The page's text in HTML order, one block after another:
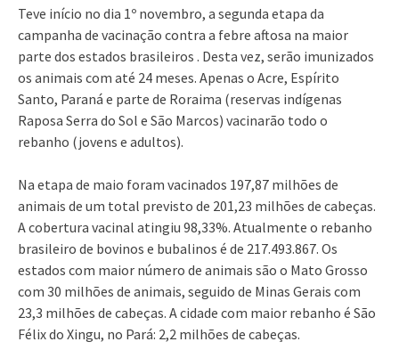
Teve início no dia 1º novembro, a segunda etapa da
campanha de vacinação contra a febre aftosa na maior
parte dos estados brasileiros . Desta vez, serão imunizados
os animais com até 24 meses. Apenas o Acre, Espírito
Santo, Paraná e parte de Roraima (reservas indígenas
Raposa Serra do Sol e São Marcos) vacinarão todo o
rebanho (jovens e adultos).
Na etapa de maio foram vacinados 197,87 milhões de
animais de um total previsto de 201,23 milhões de cabeças.
A cobertura vacinal atingiu 98,33%. Atualmente o rebanho
brasileiro de bovinos e bubalinos é de 217.493.867. Os
estados com maior número de animais são o Mato Grosso
com 30 milhões de animais, seguido de Minas Gerais com
23,3 milhões de cabeças. A cidade com maior rebanho é São
Félix do Xingu, no Pará: 2,2 milhões de cabeças.